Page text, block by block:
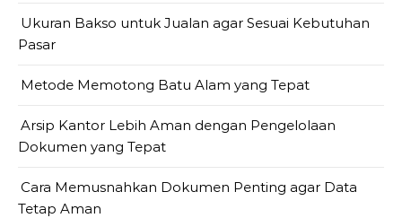
Ukuran Bakso untuk Jualan agar Sesuai Kebutuhan
Pasar
Metode Memotong Batu Alam yang Tepat
Arsip Kantor Lebih Aman dengan Pengelolaan
Dokumen yang Tepat
Cara Memusnahkan Dokumen Penting agar Data
Tetap Aman